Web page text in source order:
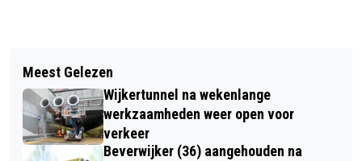
THE PASSION IN AGATHAKERK
BEVERWIJK EN SINT
PANCRATIUSKERK CASTRICUM
VAN CASH TOT TARANTINO : THE
ABROCATS IN CAFÉ DE ZON
Meest Gelezen
Wijkertunnel na wekenlange
werkzaamheden weer open voor
verkeer
Beverwijker (36) aangehouden na